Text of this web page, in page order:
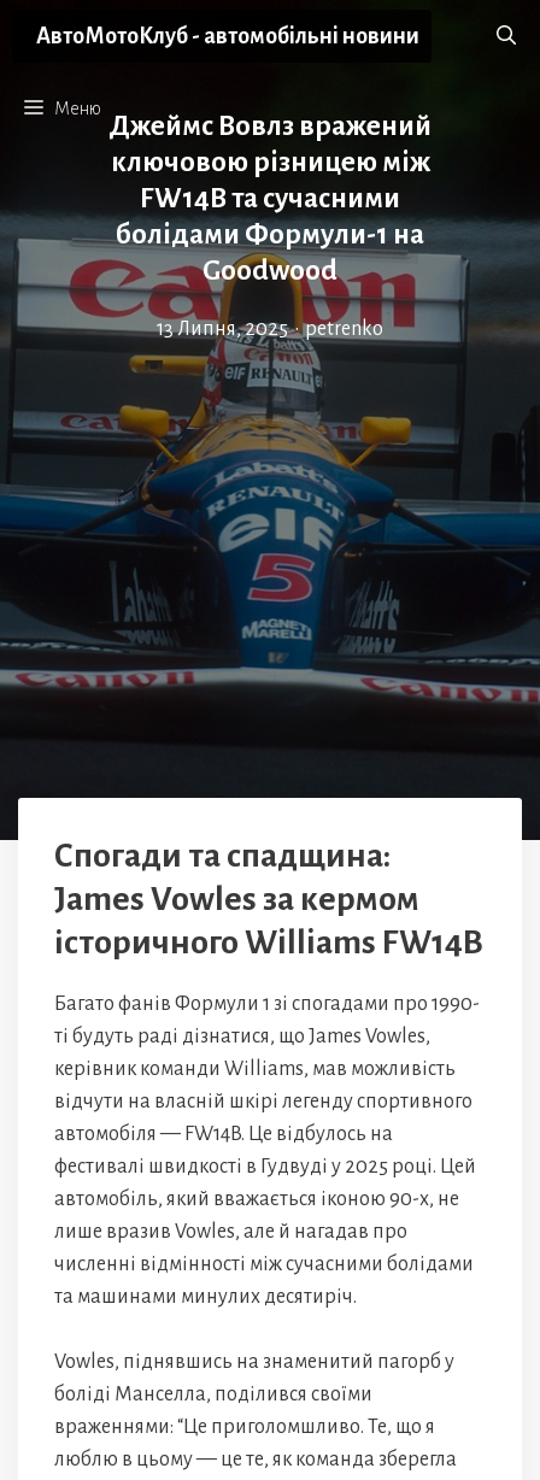
АвтоМотоКлуб - автомобільні новини
Меню
Джеймс Вовлз вражений
ключовою різницею між
FW14B та сучасними
болідами Формули-1 на
Goodwood
13 Липня, 2025 • petrenko
Спогади та спадщина:
James Vowles за кермом
історичного Williams FW14B
Багато фанів Формули 1 зі спогадами про 1990-
ті будуть раді дізнатися, що James Vowles,
керівник команди Williams, мав можливість
відчути на власній шкірі легенду спортивного
автомобіля — FW14B. Це відбулось на
фестивалі швидкості в Гудвуді у 2025 році. Цей
автомобіль, який вважається іконою 90-х, не
лише вразив Vowles, але й нагадав про
численні відмінності між сучасними болідами
та машинами минулих десятиріч.
Vowles, піднявшись на знаменитий пагорб у
боліді Манселла, поділився своїми
враженнями: “Це приголомшливо. Те, що я
люблю в цьому — це те, як команда зберегла